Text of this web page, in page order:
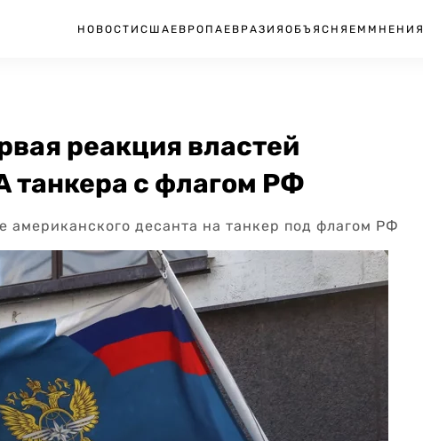
НОВОСТИ США ЕВРОПА ЕВРАЗИЯ ОБЪЯСНЯЕМ МНЕНИЯ
реакция властей
танкера с флагом РФ
десанта на танкер под флагом РФ